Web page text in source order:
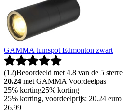
GAMMA tuinspot Edmonton zwart
(12)Beoordeeld met 4.8 van de 5
20.24 met GAMMA Voordeelpas
25% korting25% korting
25% korting, voordeelprijs: 20.24
26.99